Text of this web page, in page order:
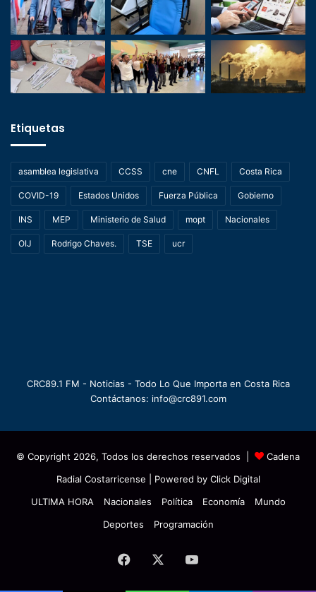
Etiquetas
asamblea legislativa CCSS cne CNFL Costa Rica
COVID-19 Estados Unidos Fuerza Pública Gobierno
INS MEP Ministerio de Salud mopt Nacionales
OIJ Rodrigo Chaves. TSE ucr
CRC89.1 FM - Noticias - Todo Lo Que Importa en Costa Rica
Contáctanos: info@crc891.com
© Copyright 2026, Todos los derechos reservados |
Cadena
Radial Costarricense | Powered by Click Digital
ULTIMA HORA
Nacionales Política Economía
Mundo
Deportes
Programación
Facebook YouTube